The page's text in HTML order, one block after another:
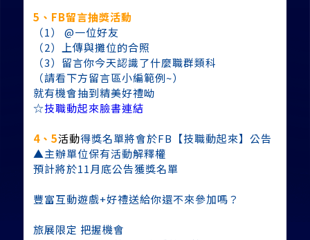
5、FB留言抽獎活動
（1） @一位好友
（2）上傳與攤位的合照
（3）留言你今天認識了什麼職群類科
（請看下方留言區小編範例~）
就有機會抽到精美好禮呦
☆技職動起來臉書連結
4、5活動得獎名單將會於FB【技職動起來】公告
▲主辦單位保有活動解釋權
預計將於11月底公告獲獎名單
豐富互動遊戲+好禮送給你還不來參加嗎？
旅展限定 把握機會